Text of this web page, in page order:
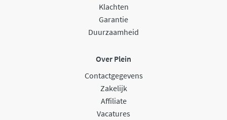
Klachten
Garantie
Duurzaamheid
Over Plein
Contactgegevens
Zakelijk
Affiliate
Vacatures